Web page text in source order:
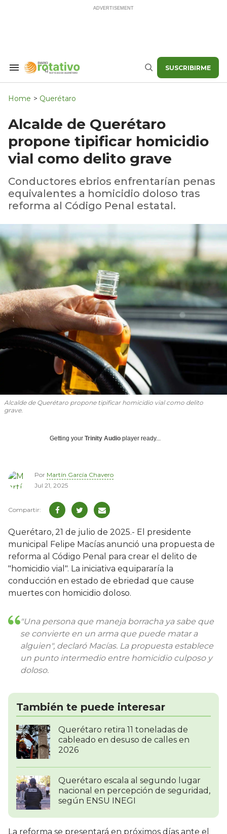
Search
Navigation
Buscar SUSCRIBIRME
Home > Querétaro
Alcalde de Querétaro
propone tipificar homicidio
vial como delito grave
Conductores ebrios enfrentarían penas
equivalentes a homicidio doloso tras
reforma al Código Penal estatal.
Alcalde de Querétaro propone tipificar homicidio vial como delito
grave.
Getting your Trinity Audio player ready...
Por Martín García Chavero
Jul 21, 2025
Querétaro, 21 de julio de 2025.- El presidente
municipal Felipe Macías anunció una propuesta de
reforma al Código Penal para crear el delito de
"homicidio vial". La iniciativa equipararía la
conducción en estado de ebriedad que cause
muertes con homicidio doloso.
"Una persona que maneja borracha ya sabe que
se convierte en un arma que puede matar a
alguien", declaró Macías. La propuesta establece
un punto intermedio entre homicidio culposo y
doloso.
También te puede interesar
Querétaro retira 11 toneladas de
cableado en desuso de calles en
2026
Querétaro escala al segundo lugar
nacional en percepción de seguridad,
según ENSU INEGI
La reforma se presentará en próximos días ante el